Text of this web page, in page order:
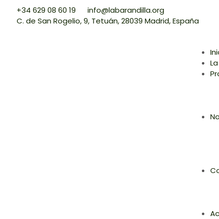
+34 629 08 60 19
info@labarandilla.org
C. de San Rogelio, 9, Tetuán, 28039 Madrid, España